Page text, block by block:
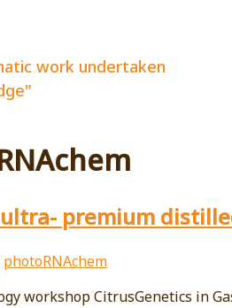
work undertaken
premium
photoRNAchem
workshop CitrusGenetics in